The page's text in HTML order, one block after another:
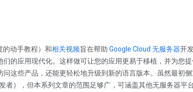
的动手教程）和相关视频旨在帮助 Google Cloud 无服务器开
的应用现代化。这样做可让您的应用更易于移植，并为您
这些产品，还能更轻松地升级到新的语言版本。虽然最初
者），但本系列文章的范围足够广，可涵盖其他无服务器平